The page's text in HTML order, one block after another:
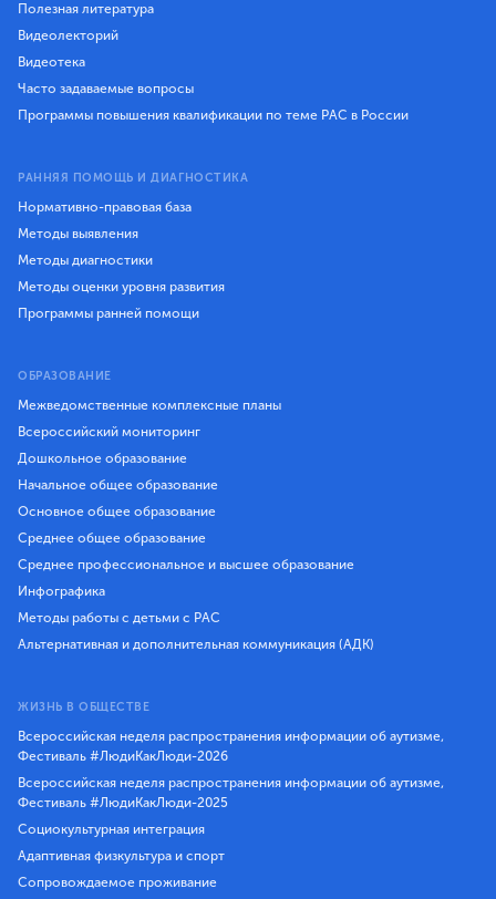
Полезная литература
Видеолекторий
Видеотека
Часто задаваемые вопросы
Программы повышения квалификации по теме РАС в России
РАННЯЯ ПОМОЩЬ И ДИАГНОСТИКА
Нормативно-правовая база
Методы выявления
Методы диагностики
Методы оценки уровня развития
Программы ранней помощи
ОБРАЗОВАНИЕ
Межведомственные комплексные планы
Всероссийский мониторинг
Дошкольное образование
Начальное общее образование
Основное общее образование
Среднее общее образование
Среднее профессиональное и высшее образование
Инфографика
Методы работы с детьми с РАС
Альтернативная и дополнительная коммуникация (АДК)
ЖИЗНЬ В ОБЩЕСТВЕ
Всероссийская неделя распространения информации об аутизме,
Фестиваль #ЛюдиКакЛюди-2026
Всероссийская неделя распространения информации об аутизме,
Фестиваль #ЛюдиКакЛюди-2025
Социокультурная интеграция
Адаптивная физкультура и спорт
Сопровождаемое проживание